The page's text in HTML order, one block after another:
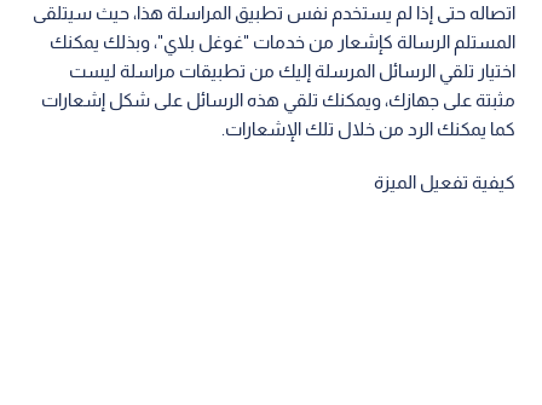
اتصاله حتى إذا لم يستخدم نفس تطبيق المراسلة هذا، حيث سيتلقى
المستلم الرسالة كإشعار من خدمات "غوغل بلاي"، وبذلك يمكنك
اختيار تلقي الرسائل المرسلة إليك من تطبيقات مراسلة ليست
مثبتة على جهازك، ويمكنك تلقي هذه الرسائل على شكل إشعارات
كما يمكنك الرد من خلال تلك الإشعارات.
كيفية تفعيل الميزة